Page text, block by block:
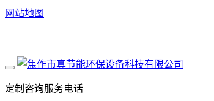
网站地图
定制咨询服务电话